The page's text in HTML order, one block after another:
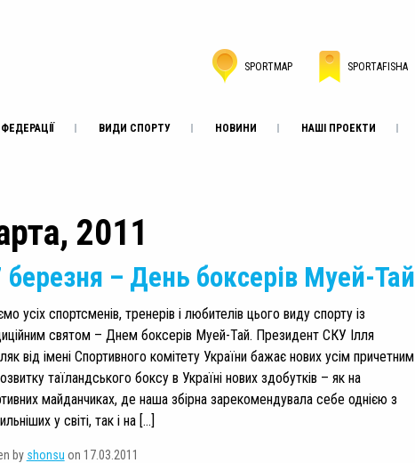
SPORTMAP SPORTAFISHA
ФЕДЕРАЦІЇ ВИДИ СПОРТУ НОВИНИ НАШІ ПРОЕКТИ
2011
березня – День боксерів Муей-Тай
усіх спортсменів, тренерів і любителів цього виду спорту із
святом – Днем боксерів Муей-Тай. Президент СКУ Ілля
від імені Спортивного комітету України бажає нових усім причетним
таїландського боксу в Україні нових здобутків – як на
майданчиках, де наша збірна зарекомендувала себе однією з
у світі, так і на […]
by shonsu on 17.03.2011